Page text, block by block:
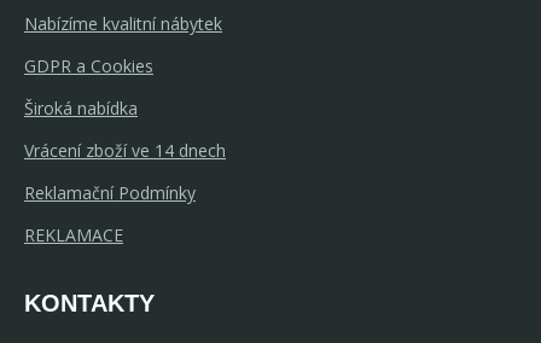
Nabízíme kvalitní nábytek
GDPR a Cookies
Široká nabídka
Vrácení zboží ve 14 dnech
Reklamační Podmínky
REKLAMACE
KONTAKTY